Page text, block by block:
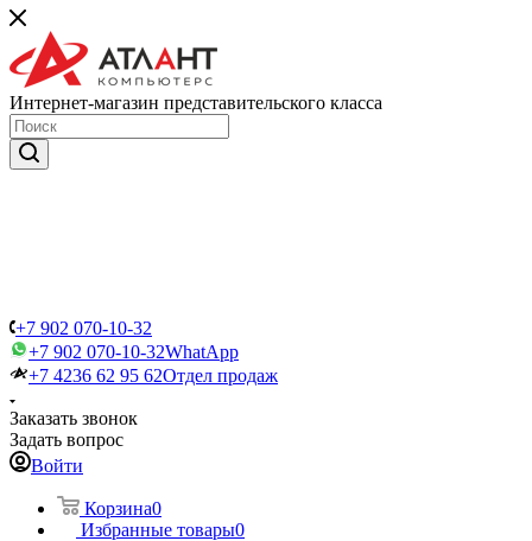
Интернет-магазин представительского класса
+7 902 070-10-32
+7 902 070-10-32WhatApp
+7 4236 62 95 62Отдел продаж
Заказать звонок
Задать вопрос
Войти
Корзина0
Избранные товары0